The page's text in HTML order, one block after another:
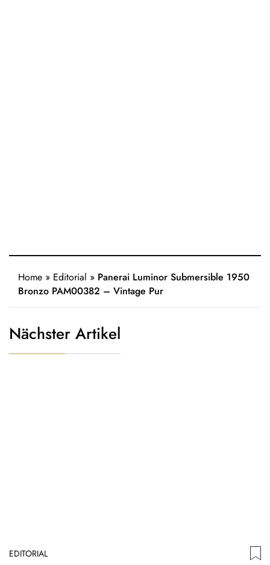
Home » Editorial » Panerai Luminor Submersible 1950
Bronzo PAM00382 – Vintage Pur
Nächster Artikel
EDITORIAL